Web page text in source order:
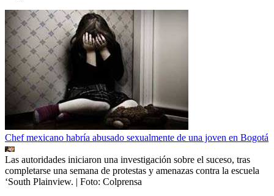
Chef mexicano habría abusado sexualmente de una joven en Bogotá
Las autoridades iniciaron una investigación sobre el suceso, tras
completarse una semana de protestas y amenazas contra la escuela
‘South Plainview. | Foto: Colprensa